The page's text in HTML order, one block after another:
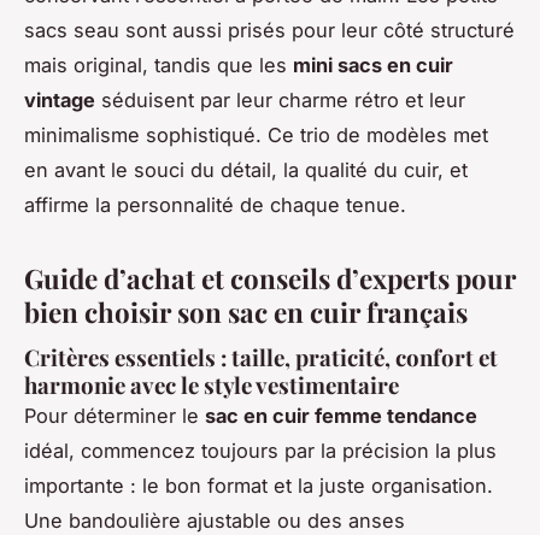
sacs seau sont aussi prisés pour leur côté structuré
mais original, tandis que les mini sacs en cuir
vintage séduisent par leur charme rétro et leur
minimalisme sophistiqué. Ce trio de modèles met
en avant le souci du détail, la qualité du cuir, et
affirme la personnalité de chaque tenue.
Guide d’achat et conseils d’experts pour
bien choisir son sac en cuir français
Critères essentiels : taille, praticité, confort et
harmonie avec le style vestimentaire
Pour déterminer le sac en cuir femme tendance
idéal, commencez toujours par la précision la plus
importante : le bon format et la juste organisation.
Une bandoulière ajustable ou des anses